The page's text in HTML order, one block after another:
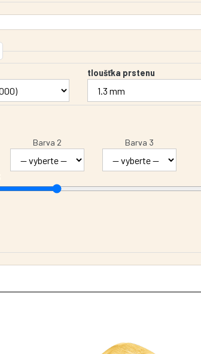
tloušťka prstenu
Barva 2 Barva 3